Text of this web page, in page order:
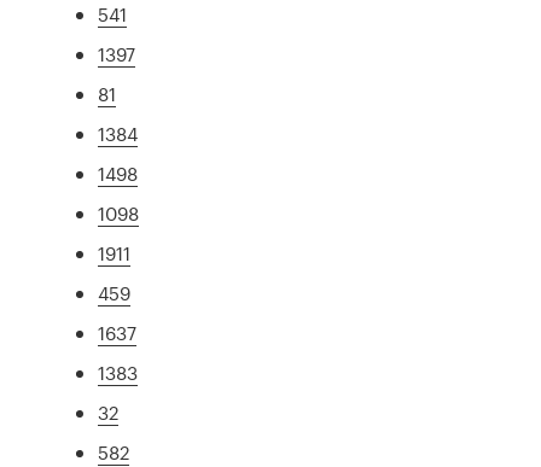
541
1397
81
1384
1498
1098
1911
459
1637
1383
32
582